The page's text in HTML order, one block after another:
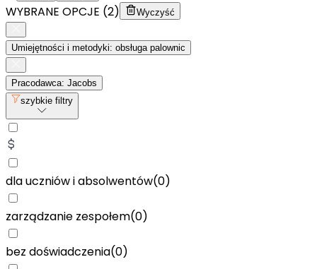
WYBRANE OPCJE (2) Wyczyść
Umiejętności i metodyki: obsługa palownic
Pracodawca: Jacobs
szybkie filtry
dla uczniów i absolwentów(0)
zarządzanie zespołem(0)
bez doświadczenia(0)